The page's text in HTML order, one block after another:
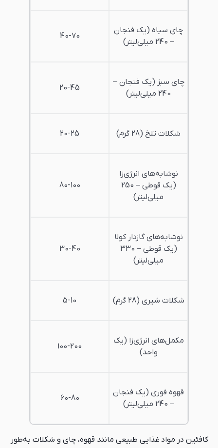
چای سیاه (یک فنجان
– 240 میلی‌لیتر)
40-70
چای سبز (یک فنجان –
240 میلی‌لیتر)
20-45
شکلات تلخ (28 گرم) 20-25
نوشابه‌های انرژی‌زا
(یک قوطی – 250
میلی‌لیتر)
80-100
نوشابه‌های گازدار کولا
(یک قوطی – 330
میلی‌لیتر)
30-40
شکلات شیری (28 گرم) 5-10
مکمل‌های انرژی‌زا (یک
واحد)
100-200
قهوه فوری (یک فنجان
– 240 میلی‌لیتر)
60-80
کافئین در مواد غذایی طبیعی مانند قهوه، چای و شکلات به‌طور